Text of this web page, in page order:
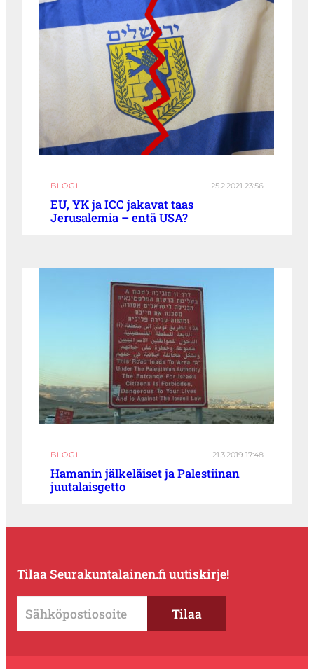
BLOGI 25.2.2021 23:56
EU, YK ja ICC jakavat taas
Jerusalemia – entä USA?
BLOGI 21.3.2019 17:48
Hamanin jälkeläiset ja Palestiinan
juutalaisgetto
Tilaa Seurakuntalainen.fi uutiskirje!